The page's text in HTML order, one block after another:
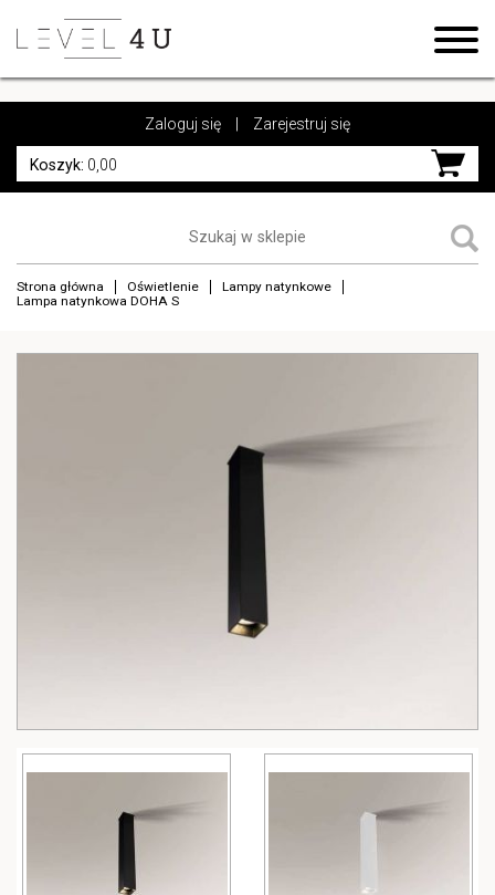
https://www.high-endrolex.com/17
Zaloguj się Zarejestruj się
Koszyk: 0,00
Strona główna Oświetlenie
Lampy natynkowe
Lampa natynkowa DOHA S
https://www.high-endrolex.com/17